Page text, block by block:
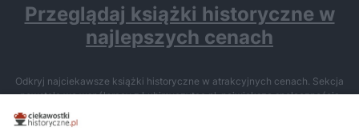
Przeglądaj książki historyczne w
najlepszych cenach
Odkryj najciekawsze książki historyczne w atrakcyjnych cenach. Sekcja
powstała we współpracy z Lubimyczytac.pl, największą społecznością
miłośników literatury w Polsce – dzięki temu możesz wybierać spośród
tytułów najwyżej ocenianych przez czytelników.